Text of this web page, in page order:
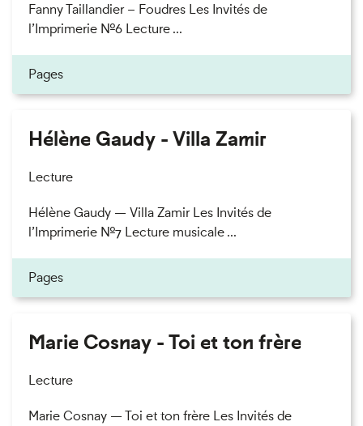
Fanny Taillandier – Foudres Les Invités de
l’Imprimerie n°6 Lecture ...
Pages
Hélène Gaudy - Villa Zamir
Lecture
Hélène Gaudy — Villa Zamir Les Invités de
l’Imprimerie n°7 Lecture musicale ...
Pages
Marie Cosnay - Toi et ton frère
Lecture
Marie Cosnay — Toi et ton frère Les Invités de